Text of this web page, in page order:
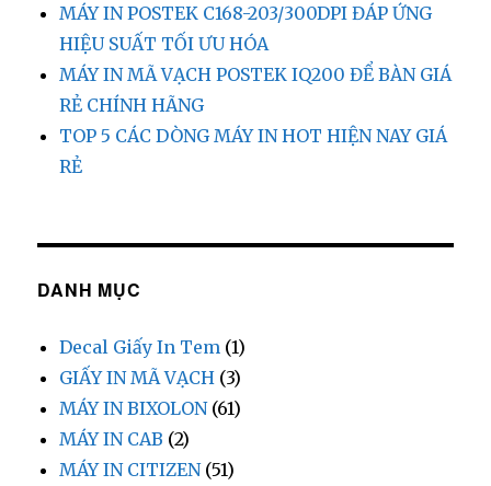
MÁY IN POSTEK C168-203/300DPI ĐÁP ỨNG
HIỆU SUẤT TỐI ƯU HÓA
MÁY IN MÃ VẠCH POSTEK IQ200 ĐỂ BÀN GIÁ
RẺ CHÍNH HÃNG
TOP 5 CÁC DÒNG MÁY IN HOT HIỆN NAY GIÁ
RẺ
DANH MỤC
Decal Giấy In Tem (1)
GIẤY IN MÃ VẠCH (3)
MÁY IN BIXOLON(61)
MÁY IN CAB (2)
MÁY IN CITIZEN(51)